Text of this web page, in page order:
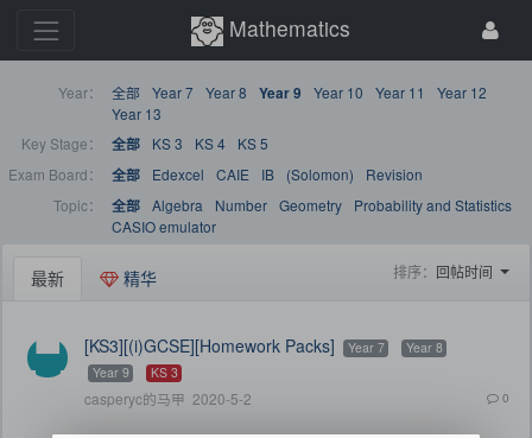
Mathematics
Year： 全部 Year 7 Year 8 Year 9 Year 10 Year 11
Year 12
Year 13
Key Stage：
全部 KS 3 KS 4
KS 5
Exam Board：
全部 Edexcel CAIE IB (Solomon)
Revision
Topic：
全部 Algebra Number Geometry
Probability and Statistics
CASIO emulator
最新 精华 排序： 回帖时间
[KS3][(i)GCSE][Homework Packs] Year 7
Year 8
Year 9
KS 3
casperyc的马甲 2020-5-2 0